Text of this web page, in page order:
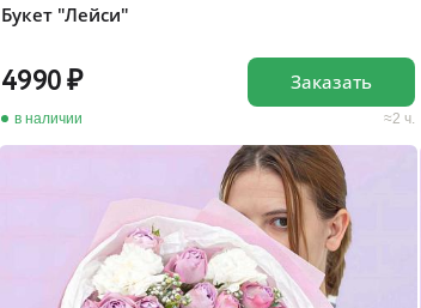
Букет "Лейси"
4990
в наличии 2 ч.
Заказать